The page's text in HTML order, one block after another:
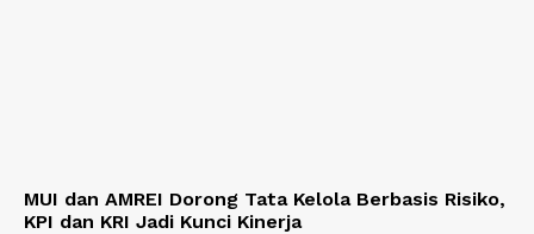
MUI dan AMREI Dorong Tata Kelola Berbasis Risiko,
KPI dan KRI Jadi Kunci Kinerja